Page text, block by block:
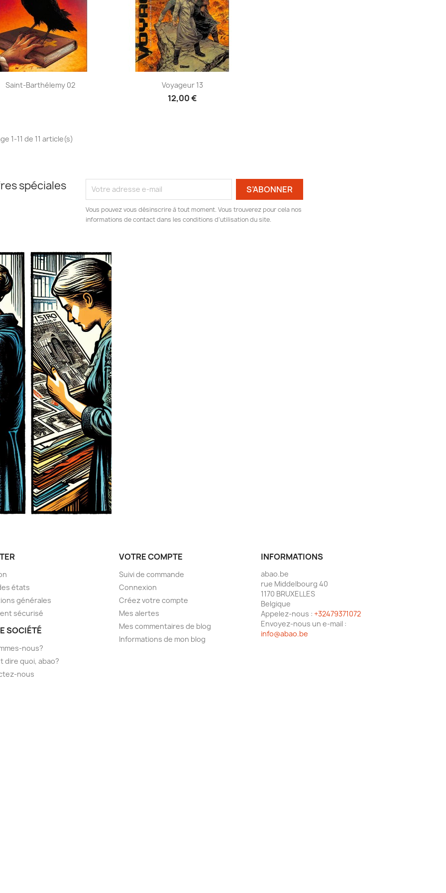
Aperçu rapide
Saint-Barthélemy 02 Aperçu rapide
Voyageur 13
12,00 €
1-11 de 11 article(s)
spéciales
Vous pouvez vous désinscrire à tout moment. Vous trouverez pour cela nos
informations de contact dans les conditions d'utilisation du site.
états
générales
sécurisé
SOCIÉTÉ
nous?
dire quoi, abao?
nous
VOTRE COMPTE
Suivi de commande
Connexion
Créez votre compte
Mes alertes
Mes commentaires de blog
Informations de mon blog
INFORMATIONS
abao.be
rue Middelbourg 40
1170 BRUXELLES
Belgique
Appelez-nous : +32479371072
Envoyez-nous un e-mail :
info@abao.be